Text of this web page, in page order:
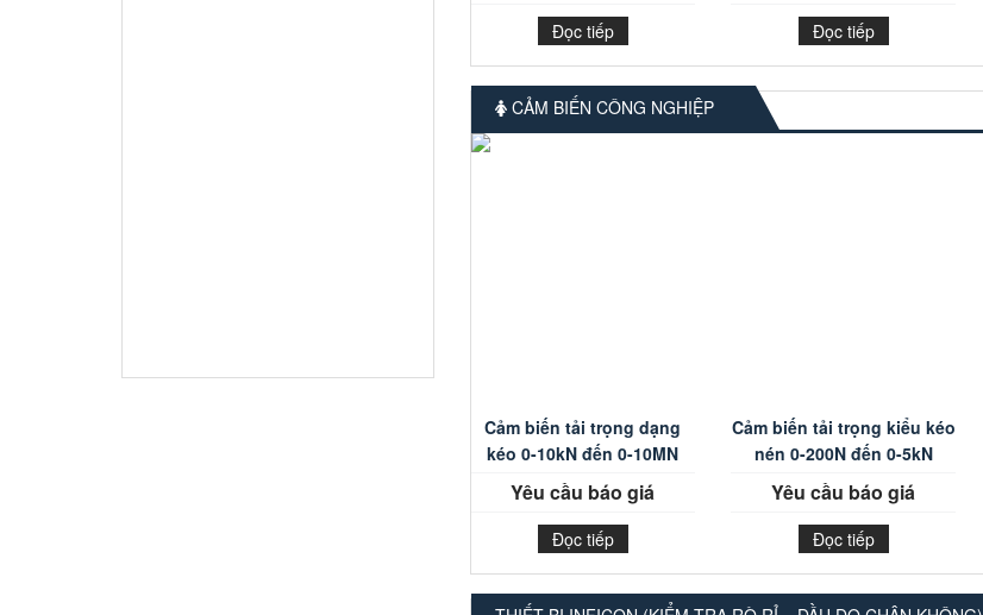
Đọc tiếp Đọc tiếp
CẢM BIẾN CÔNG NGHIỆP
Cảm biến tải trọng dạng
kéo 0-10kN đến 0-10MN
Yêu cầu báo giá
Đọc tiếp
Cảm biến tải trọng kiểu kéo
nén 0-200N đến 0-5kN
Yêu cầu báo giá
Đọc tiếp